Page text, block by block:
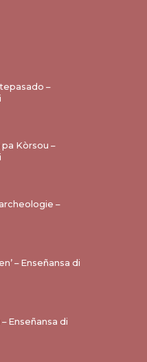
–
Kòrsou –
–
– Enseñansa di
Enseñansa di